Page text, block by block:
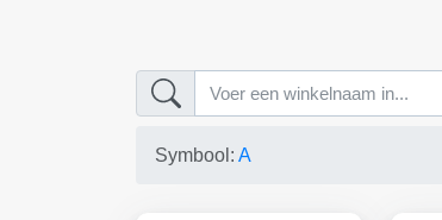
Symbool: A